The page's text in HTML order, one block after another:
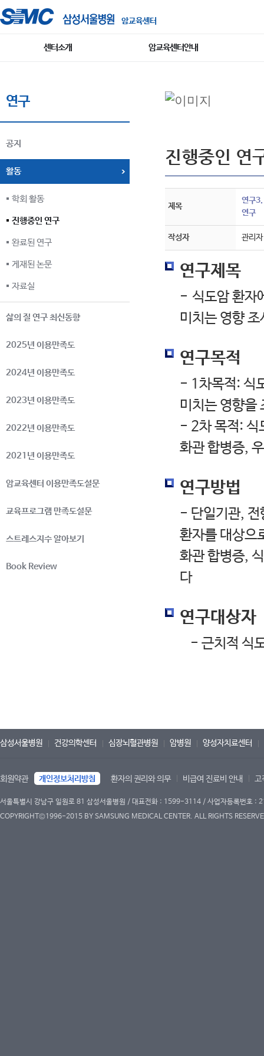
암교육센터
센터소개 암교육센터안내
연구
공지
활동
학회 활동
진행중인 연구
완료된 연구
게재된 논문
자료실
삶의 질 연구 최신동향
2025년 이용만족도
2024년 이용만족도
2023년 이용만족도
2022년 이용만족도
2021년 이용만족도
암교육센터 이용만족도설문
교육프로그램 만족도설문
스트레스지수 알아보기
Book Review
진행중인 연
제목
연구3.
연구
작성자 관리자
연구제목
- 식도암 환자
미치는 영향
연구목적
- 1차목적: 식
미치는 영향을
- 2차 목적: 식
화관 합병증,
연구방법
- 단일기관, 전
환자를 대상으
화관 합병증,
다
연구대상자
- 근치적 식도
삼성서울병원 건강의학센터 심장뇌혈관병원 암병원 양성자치료센터
회원약관 개인정보처리방침 환자의 권리와 의무 비급여 진료비 안내 고
서울특별시 강남구 일원로 81 삼성서울병원 / 대표전화 : 1599-3114 / 사업자등록번호
COPYRIGHT©1996-2015 BY SAMSUNG MEDICAL CENTER. ALL RIGHTS